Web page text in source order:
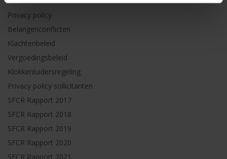
Privacy policy
Belangenconflicten
Klachtenbeleid
Vergoedingsbeleid
Klokkenluidersregeling
Privacy policy sollicitanten
SFCR Rapport 2017
SFCR Rapport 2018
SFCR Rapport 2019
SFCR Rapport 2020
SFCR Rapport 2021